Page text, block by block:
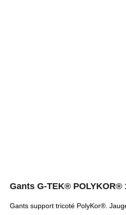
Gants G-TEK® POLYKOR®
Gants support tricoté PolyKor®.